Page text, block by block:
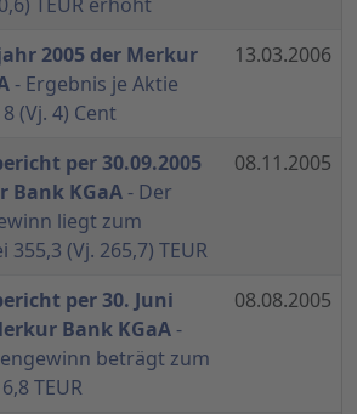
2005 der Merkur
- Ergebnis je Aktie
(Vj. 4) Cent
13.03.2006
per 30.09.2005
Bank KGaA - Der
liegt zum
355,3 (Vj. 265,7) TEUR
08.11.2005
per 30. Juni
Bank KGaA-
beträgt zum
TEUR
08.08.2005